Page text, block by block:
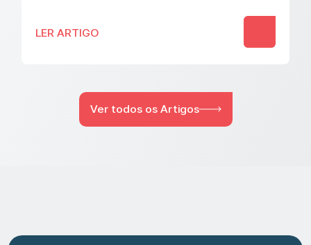
LER ARTIGO
Ver todos os Artigos